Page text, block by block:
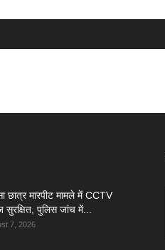
छात्र मारपीट मामले में CCTV
पुलिस जांच में...
7, 2026